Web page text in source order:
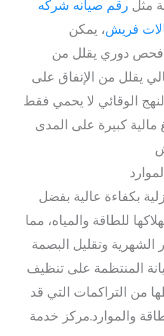
مثل رقم صيانه شركه
فريش، يمكن
فحص دوري يقلل من
يقلل من الإنفاق على
الوقائي لا يحمي فقط
مالية كبيرة على المدى
بكفاءة عالية بفضل
للطاقة والمياه، مما
وتقليل البصمة
المنتظمة على تنظيف
من التراكمات التي قد
والموارد.مركز خدمة